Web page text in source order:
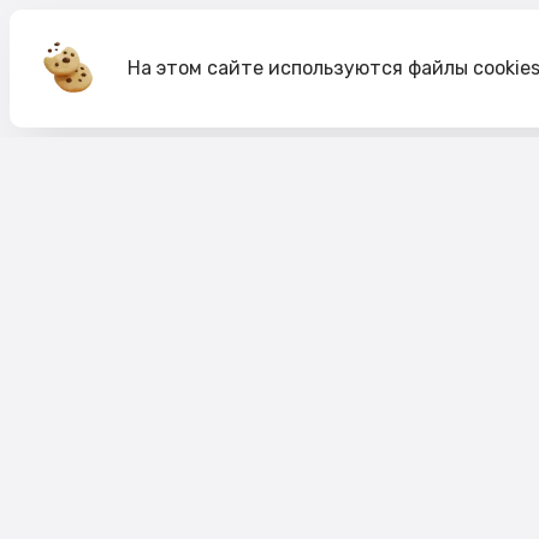
На этом сайте используются файлы cookies